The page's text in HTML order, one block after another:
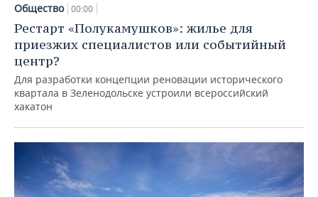
Общество 00:00
Рестарт «Полукамушков»: жилье для
приезжих специалистов или событийный
центр?
Для разработки концепции реновации исторического
квартала в Зеленодольске устроили всероссийский
хакатон